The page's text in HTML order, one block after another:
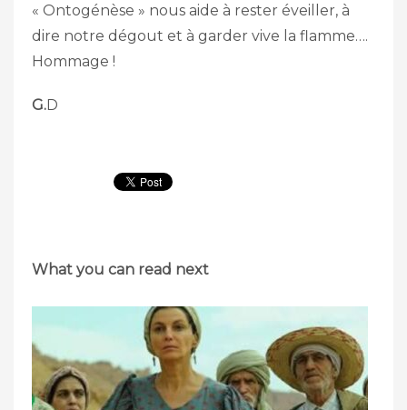
« Ontogénèse » nous aide à rester éveiller, à
dire notre dégout et à garder vive la flamme….
Hommage !
G.D
What you can read next